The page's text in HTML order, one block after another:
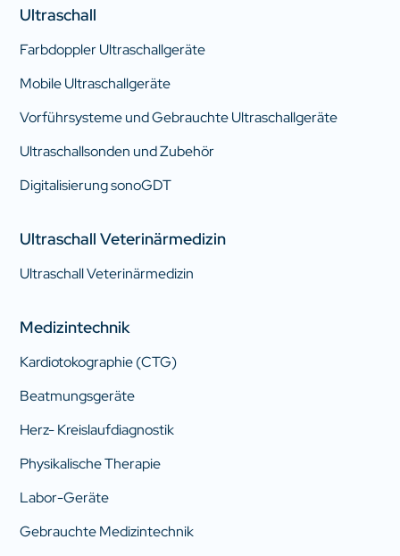
Ultraschall
Farbdoppler Ultraschallgeräte
Mobile Ultraschallgeräte
Vorführsysteme und Gebrauchte Ultraschallgeräte
Ultraschallsonden und Zubehör
Digitalisierung sonoGDT
Ultraschall Veterinärmedizin
Ultraschall Veterinärmedizin
Medizintechnik
Kardiotokographie (CTG)
Beatmungsgeräte
Herz- Kreislaufdiagnostik
Physikalische Therapie
Labor-Geräte
Gebrauchte Medizintechnik